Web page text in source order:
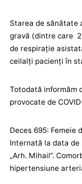
Starea de sănătate
gravă (dintre care
de respirație
ceilalţi pacienţi în
Totodată informăm
provocate de
Deces 695: Femeie
Internată la data
„Arh. Mihail”.
hipertensiune